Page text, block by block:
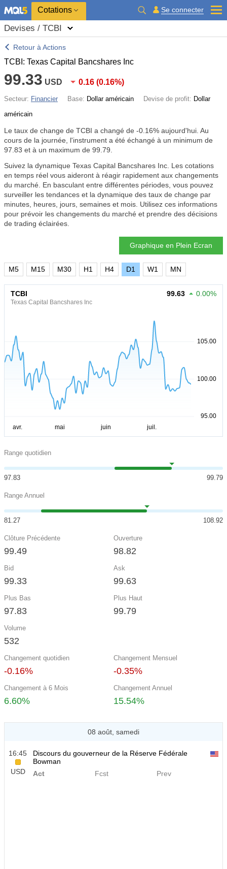
Cotations Se connecter
Devises / TCBI
Retour à Actions
TCBI: Texas Capital Bancshares Inc
99.33 USD 0.16 (0.16%)
Secteur: Financier Base: Dollar américain Devise de profit: Dollar
américain
Le taux de change de TCBI a changé de -0.16% aujourd'hui. Au
cours de la journée, l'instrument a été échangé à un minimum de
97.83 et à un maximum de 99.79.
Suivez la dynamique Texas Capital Bancshares Inc. Les cotations
en temps réel vous aideront à réagir rapidement aux changements
du marché. En basculant entre différentes périodes, vous pouvez
surveiller les tendances et la dynamique des taux de change par
minutes, heures, jours, semaines et mois. Utilisez ces informations
pour prévoir les changements du marché et prendre des décisions
de trading éclairées.
Graphique en Plein Ecran
M5 M15 M30 H1 H4 D1 W1 MN
TCBI
Texas Capital Bancshares Inc
99.63 0.00%
Range quotidien
97.83 99.79
Range Annuel
81.27 108.92
Clôture Précédente
99.49
Ouverture
98.82
Bid
99.33
Ask
99.63
Plus Bas
97.83
Plus Haut
99.79
Volume
532
Changement quotidien
-0.16%
Changement Mensuel
-0.35%
Changement à 6 Mois
6.60%
Changement Annuel
15.54%
08 août, samedi
16:45
USD
Discours du gouverneur de la Réserve Fédérale
Bowman
Act
Fcst Prev